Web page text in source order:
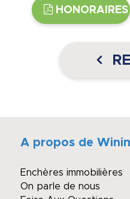
HONORAIRES
A propos de
Enchères immobilières
On parle de nous